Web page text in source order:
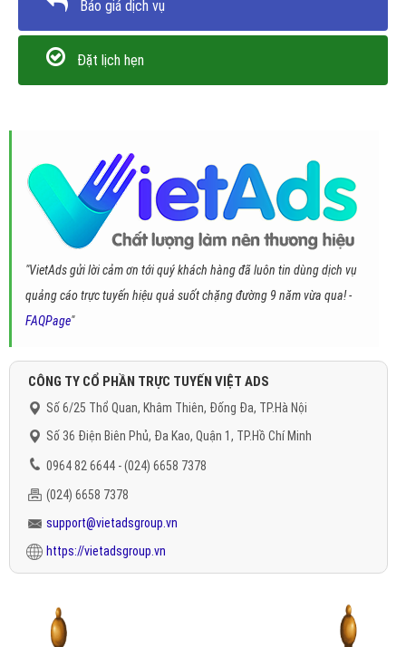
Báo giá dịch vụ
Đặt lịch hẹn
"VietAds gửi lời cảm ơn tới quý khách hàng đã luôn tin dùng dịch vụ
quảng cáo trực tuyến hiệu quả suốt chặng đường 9 năm vừa qua! -
FAQPage"
CÔNG TY CỔ PHẦN TRỰC TUYẾN VIỆT ADS
Số 6/25 Thổ Quan, Khâm Thiên, Đống Đa, TP.Hà Nội
Số 36 Điện Biên Phủ, Đa Kao, Quận 1, TP.Hồ Chí Minh
0964 82 6644 - (024) 6658 7378
(024) 6658 7378
support@vietadsgroup.vn
https://vietadsgroup.vn